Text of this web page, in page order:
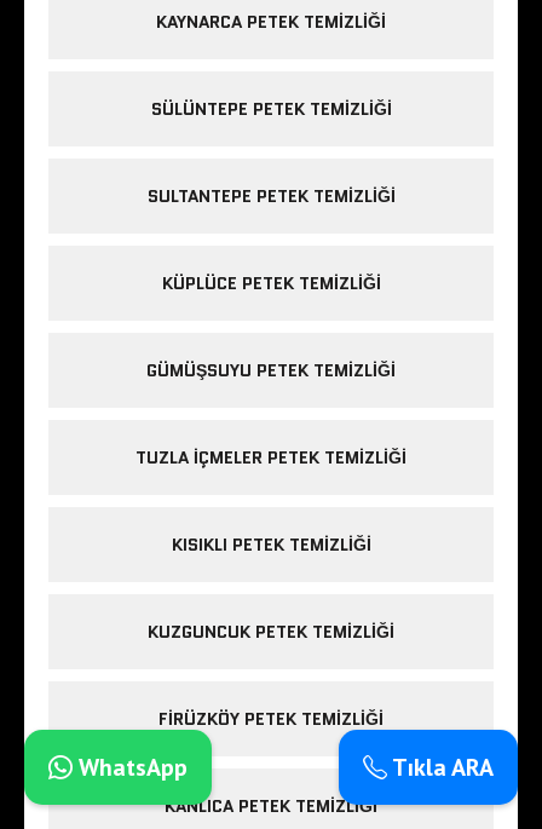
KAYNARCA PETEK TEMIZLIĞI
SÜLÜNTEPE PETEK TEMIZLIĞI
SULTANTEPE PETEK TEMIZLIĞI
KÜPLÜCE PETEK TEMIZLIĞI
GÜMÜŞSUYU PETEK TEMIZLIĞI
TUZLA IÇMELER PETEK TEMIZLIĞI
KISIKLI PETEK TEMIZLIĞI
KUZGUNCUK PETEK TEMIZLIĞI
FIRÜZKÖY PETEK TEMIZLIĞI
KANLICA PETEK TEMIZLIĞI
Tıkla ARA
WhatsApp